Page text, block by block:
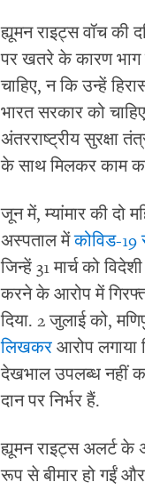
ह्यूमन राइट्स वॉच की
पर खतरे के कारण भाग
चाहिए, न कि उन्हें
भारत सरकार को
अंतरराष्ट्रीय सुरक्षा
के साथ मिलकर काम
जून में, म्यांमार की दो
अस्पताल मेंकोविड-19
जिन्हें 31 मार्च को
करने के आरोप में
दिया. 2 जुलाई को,
लिखकर आरोप लगाया
देखभाल उपलब्ध नहीं
दान पर निर्भर हैं.
ह्यूमन राइट्स अलर्ट के
रूप से बीमार हो गईं और